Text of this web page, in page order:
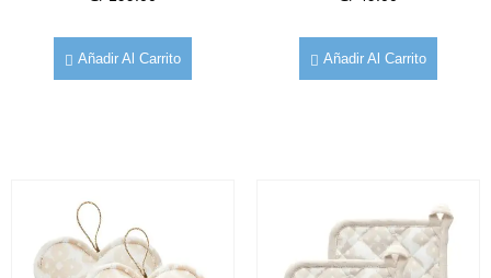
Añadir Al Carrito Añadir Al Carrito